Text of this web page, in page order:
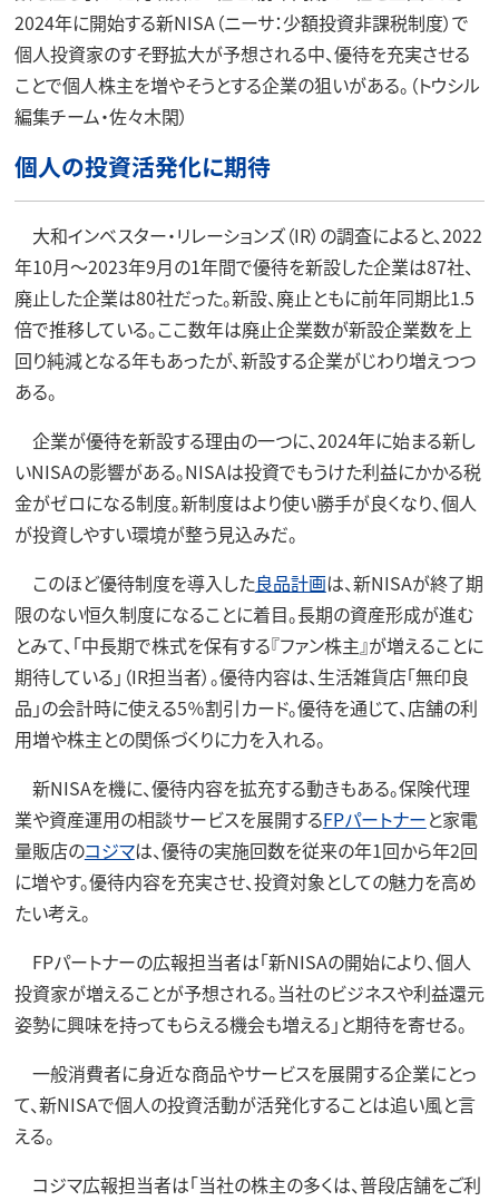
2024年に開始する新NISA（ニーサ：少額投資非課税制度）で
個人投資家のすそ野拡大が予想される中、優待を充実させる
ことで個人株主を増やそうとする企業の狙いがある。（トウシル
編集チーム・佐々木閑）
個人の投資活発化に期待
大和インベスター・リレーションズ（IR）の調査によると、2022
年10月～2023年9月の1年間で優待を新設した企業は87社、
廃止した企業は80社だった。新設、廃止ともに前年同期比1.5
倍で推移している。ここ数年は廃止企業数が新設企業数を上
回り純減となる年もあったが、新設する企業がじわり増えつつ
ある。
企業が優待を新設する理由の一つに、2024年に始まる新し
いNISAの影響がある。NISAは投資でもうけた利益にかかる税
金がゼロになる制度。新制度はより使い勝手が良くなり、個人
が投資しやすい環境が整う見込みだ。
このほど優待制度を導入した良品計画は、新NISAが終了期
限のない恒久制度になることに着目。長期の資産形成が進む
とみて、「中長期で株式を保有する『ファン株主』が増えることに
期待している」（IR担当者）。優待内容は、生活雑貨店「無印良
品」の会計時に使える5％割引カード。優待を通じて、店舗の利
用増や株主との関係づくりに力を入れる。
新NISAを機に、優待内容を拡充する動きもある。保険代理
業や資産運用の相談サービスを展開するFPパートナーと家電
量販店のコジマは、優待の実施回数を従来の年1回から年2回
に増やす。優待内容を充実させ、投資対象としての魅力を高め
たい考え。
FPパートナーの広報担当者は「新NISAの開始により、個人
投資家が増えることが予想される。当社のビジネスや利益還元
姿勢に興味を持ってもらえる機会も増える」と期待を寄せる。
一般消費者に身近な商品やサービスを展開する企業にとっ
て、新NISAで個人の投資活動が活発化することは追い風と言
える。
コジマ広報担当者は「当社の株主の多くは、普段店舗をご利